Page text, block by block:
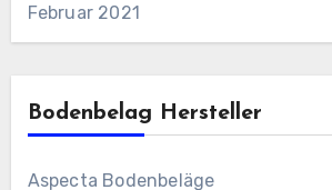
Februar 2021
Bodenbelag Hersteller
Aspecta Bodenbeläge